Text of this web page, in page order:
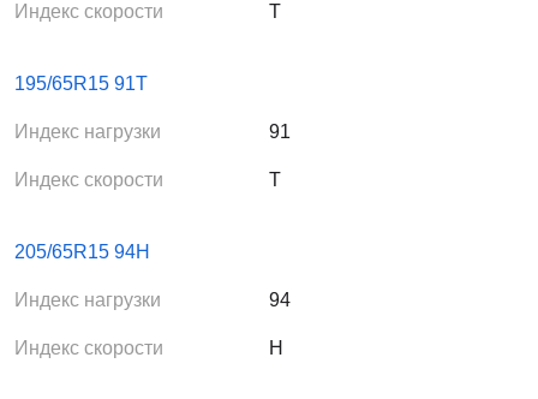
Индекс скорости T
195/65R15 91T
Индекс нагрузки 91
Индекс скорости T
205/65R15 94H
Индекс нагрузки 94
Индекс скорости H